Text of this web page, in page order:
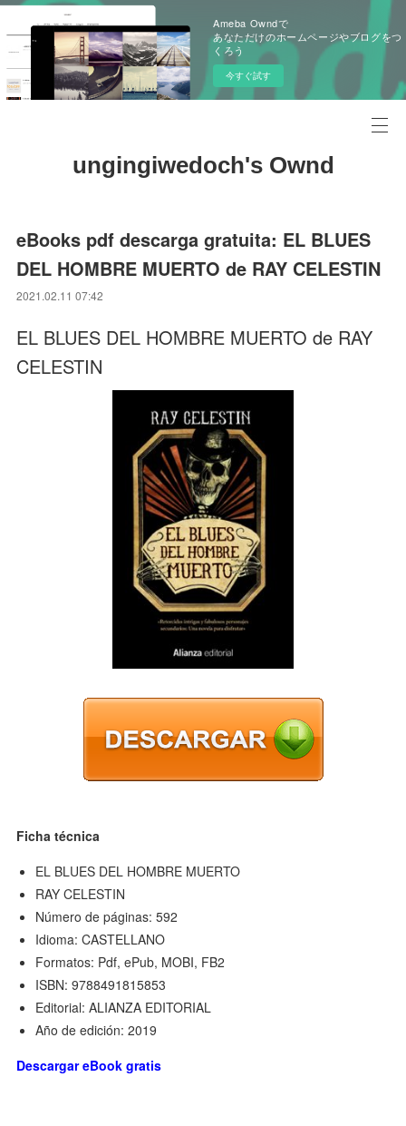
Ameba Owndで
あなただけのホームページやブログをつ
くろう
今すぐ試す
ungingiwedoch's Ownd
eBooks pdf descarga gratuita: EL BLUES
DEL HOMBRE MUERTO de RAY CELESTIN
2021.02.11 07:42
EL BLUES DEL HOMBRE MUERTO de RAY
CELESTIN
Ficha técnica
EL BLUES DEL HOMBRE MUERTO
RAY CELESTIN
Número de páginas: 592
Idioma: CASTELLANO
Formatos: Pdf, ePub, MOBI, FB2
ISBN: 9788491815853
Editorial: ALIANZA EDITORIAL
Año de edición: 2019
Descargar eBook gratis